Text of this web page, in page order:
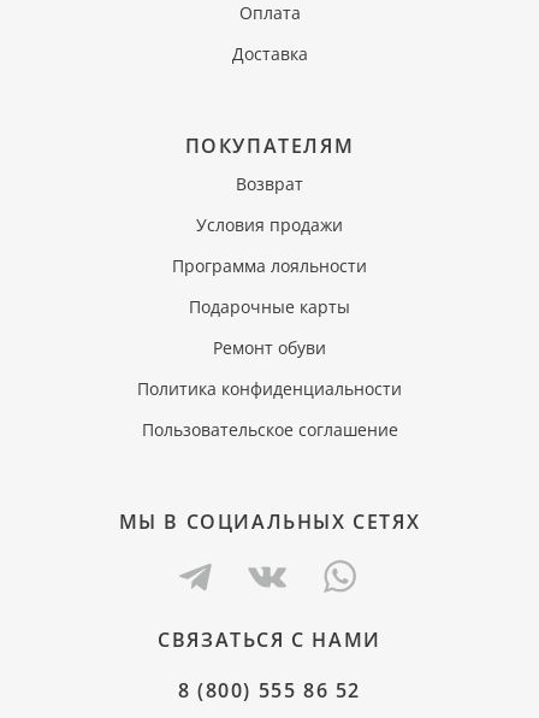
Оплата
Доставка
ПОКУПАТЕЛЯМ
Возврат
Условия продажи
Программа лояльности
Подарочные карты
Ремонт обуви
Политика конфиденциальности
Пользовательское соглашение
МЫ В СОЦИАЛЬНЫХ СЕТЯХ
СВЯЗАТЬСЯ С НАМИ
8 (800) 555 86 52